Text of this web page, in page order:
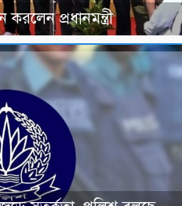
প্রধানমন্ত্রী